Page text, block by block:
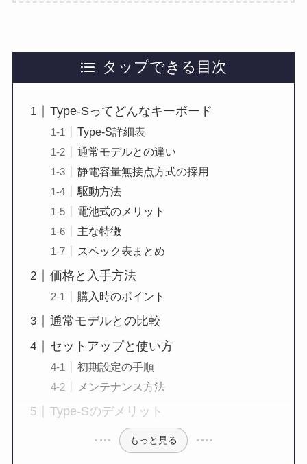
タップできる目次
Type-Sってどんなキーボード
Type-S詳細表
通常モデルとの違い
静電容量無接点方式の採用
駆動方法
電池式のメリット
主な特徴
スペック表まとめ
価格と入手方法
購入時のポイント
通常モデルとの比較
セットアップと使い方
初期設定の手順
メンテナンス方法
Type-Sのデメリット
もっと見る